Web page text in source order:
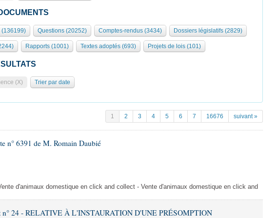
(136199) Questions (20252) Comptes-rendus (3434) Dossiers législatifs (2829)
Rapports (1001) Textes adoptés (693) Projets de lois (101)
(X) Trier par date
1 2 3 4 5 6 7 16676 suivant »
n° 6391 de M. Romain Daubié
d'animaux domestique en click and collect - Vente d'animaux domestique en click and
n° 24 - RELATIVE À L'INSTAURATION D'UNE PRÉSOMPTION